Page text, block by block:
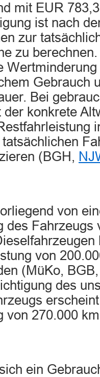
mit EUR
ist nach
zur
zu
Gebrauch
Bei
der konkrete
(BGH,
von
des Fahrzeugs
von
(MüKo,
des
von 270.000
ein